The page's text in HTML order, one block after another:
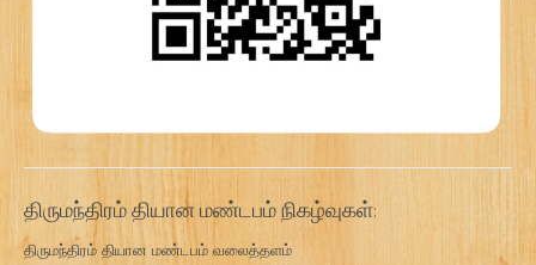
திருமந்திரம் தியான மண்டபம் நிகழ்வுகள்:
திருமந்திரம் தியான மண்டபம் வலைத்தளம்